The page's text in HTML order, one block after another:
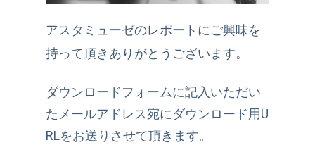
アスタミューゼのレポートにご興味を
持って頂きありがとうございます。
ダウンロードフォームに記入いただい
たメールアドレス宛にダウンロード用U
RLをお送りさせて頂きます。